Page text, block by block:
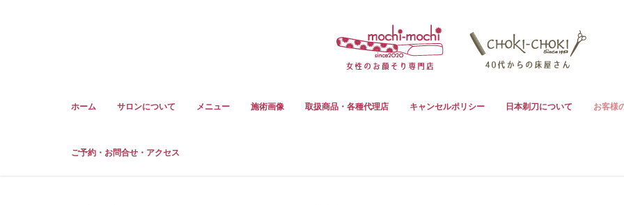
ホーム サロンについて メニュー 施術画像 取扱商品・各種代理店 キャンセルポリシー 日本剃刀について お客様
ご予約・お問合せ・アクセス